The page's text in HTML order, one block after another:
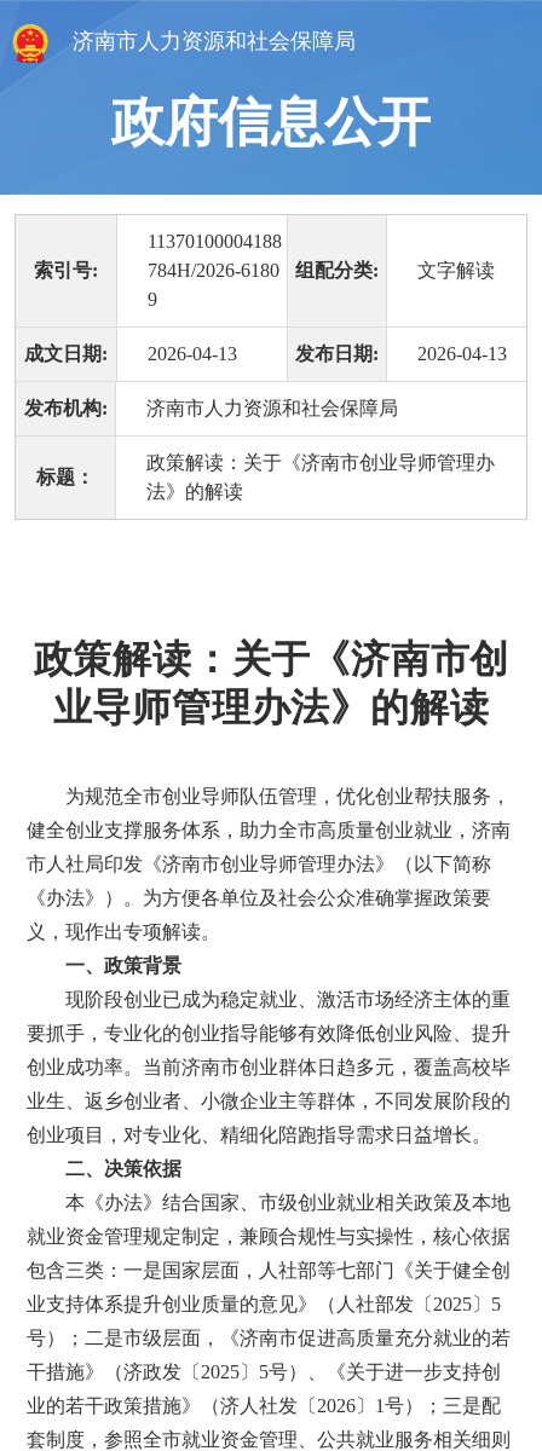
济南市人力资源和社会保障局
政府信息公开
索引号:
11370100004188
784H/2026-6180
9
组配分类: 文字解读
成文日期: 2026-04-13 发布日期: 2026-04-13
发布机构: 济南市人力资源和社会保障局
标题：
政策解读：关于《济南市创业导师管理办
法》的解读
政策解读：关于《济南市创
业导师管理办法》的解读
为规范全市创业导师队伍管理，优化创业帮扶服务，
健全创业支撑服务体系，助力全市高质量创业就业，济南
市人社局印发《济南市创业导师管理办法》（以下简称
《办法》）。为方便各单位及社会公众准确掌握政策要
义，现作出专项解读。
一、政策背景
现阶段创业已成为稳定就业、激活市场经济主体的重
要抓手，专业化的创业指导能够有效降低创业风险、提升
创业成功率。当前济南市创业群体日趋多元，覆盖高校毕
业生、返乡创业者、小微企业主等群体，不同发展阶段的
创业项目，对专业化、精细化陪跑指导需求日益增长。
二、决策依据
本《办法》结合国家、市级创业就业相关政策及本地
就业资金管理规定制定，兼顾合规性与实操性，核心依据
包含三类：一是国家层面，人社部等七部门《关于健全创
业支持体系提升创业质量的意见》（人社部发〔2025〕5
号）；二是市级层面，《济南市促进高质量充分就业的若
干措施》（济政发〔2025〕5号）、《关于进一步支持创
业的若干政策措施》（济人社发〔2026〕1号）；三是配
套制度，参照全市就业资金管理、公共就业服务相关细则